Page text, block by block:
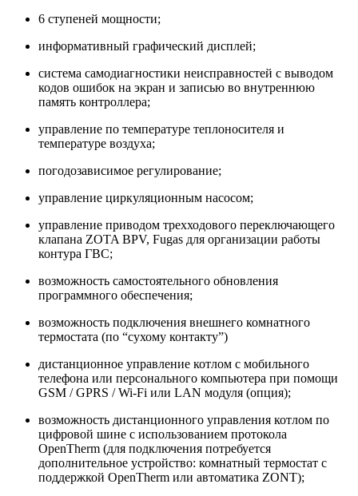
6 ступеней мощности;
информативный графический дисплей;
система самодиагностики неисправностей с выводом
кодов ошибок на экран и записью во внутреннюю
память контроллера;
управление по температуре теплоносителя и
температуре воздуха;
погодозависимое регулирование;
управление циркуляционным насосом;
управление приводом трехходового переключающего
клапана ZOTA BPV, Fugas для организации работы
контура ГВС;
возможность самостоятельного обновления
программного обеспечения;
возможность подключения внешнего комнатного
термостата (по “сухому контакту”)
дистанционное управление котлом с мобильного
телефона или персонального компьютера при помощи
GSM / GPRS / Wi-Fi или LAN модуля (опция);
возможность дистанционного управления котлом по
цифровой шине с использованием протокола
OpenTherm (для подключения потребуется
дополнительное устройство: комнатный термостат с
поддержкой OpenTherm или автоматика ZONT);